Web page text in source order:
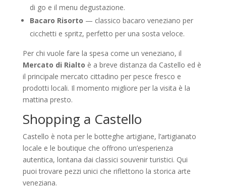
di go e il menu degustazione.
Bacaro Risorto — classico bacaro veneziano per
cicchetti e spritz, perfetto per una sosta veloce.
Per chi vuole fare la spesa come un veneziano, il
Mercato di Rialto è a breve distanza da Castello ed è
il principale mercato cittadino per pesce fresco e
prodotti locali. Il momento migliore per la visita è la
mattina presto.
Shopping a Castello
Castello è nota per le botteghe artigiane, l’artigianato
locale e le boutique che offrono un’esperienza
autentica, lontana dai classici souvenir turistici. Qui
puoi trovare pezzi unici che riflettono la storica arte
veneziana.